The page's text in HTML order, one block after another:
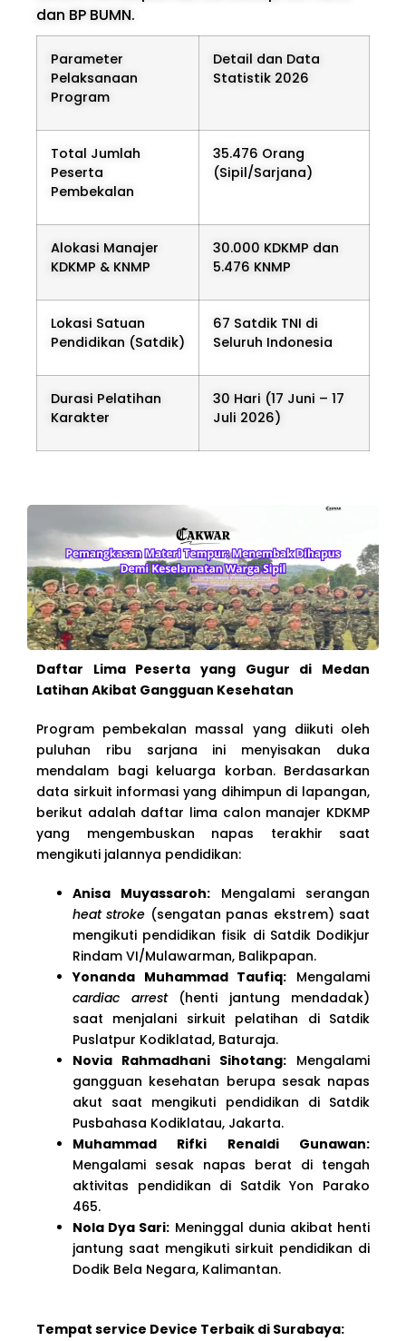
dan BP BUMN.
Parameter
Pelaksanaan
Program
Detail dan Data
Statistik 2026
Total Jumlah
Peserta
Pembekalan
35.476 Orang
(Sipil/Sarjana)
Alokasi Manajer
KDKMP & KNMP
30.000 KDKMP dan
5.476 KNMP
Lokasi Satuan
Pendidikan (Satdik)
67 Satdik TNI di
Seluruh Indonesia
Durasi Pelatihan
Karakter
30 Hari (17 Juni – 17
Juli 2026)
Daftar Lima Peserta yang Gugur di Medan
Latihan Akibat Gangguan Kesehatan
Program pembekalan massal yang diikuti oleh
puluhan ribu sarjana ini menyisakan duka
mendalam bagi keluarga korban. Berdasarkan
data sirkuit informasi yang dihimpun di lapangan,
berikut adalah daftar lima calon manajer KDKMP
yang mengembuskan napas terakhir saat
mengikuti jalannya pendidikan:
Anisa Muyassaroh: Mengalami serangan
heat stroke (sengatan panas ekstrem) saat
mengikuti pendidikan fisik di Satdik Dodikjur
Rindam VI/Mulawarman, Balikpapan.
Yonanda Muhammad Taufiq: Mengalami
cardiac arrest(henti jantung mendadak)
saat menjalani sirkuit pelatihan di Satdik
Puslatpur Kodiklatad, Baturaja.
Novia Rahmadhani Sihotang: Mengalami
gangguan kesehatan berupa sesak napas
akut saat mengikuti pendidikan di Satdik
Pusbahasa Kodiklatau, Jakarta.
Muhammad Rifki Renaldi Gunawan:
Mengalami sesak napas berat di tengah
aktivitas pendidikan di Satdik Yon Parako
465.
Nola Dya Sari: Meninggal dunia akibat henti
jantung saat mengikuti sirkuit pendidikan di
Dodik Bela Negara, Kalimantan.
Tempat service Device Terbaik di Surabaya: